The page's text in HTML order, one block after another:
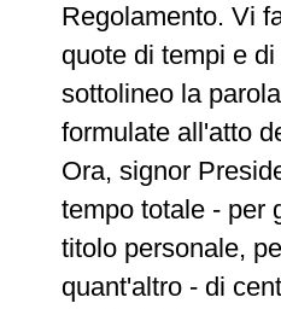
Regolamento. Vi
quote di tempi e
sottolineo la
formulate all'atto
Ora, signor
tempo totale - per
titolo personale,
quant'altro - di